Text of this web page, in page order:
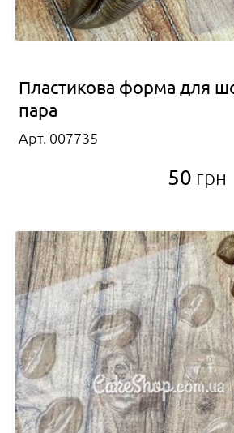
Пластикова форма для
пара
Арт. 007735
50 грн